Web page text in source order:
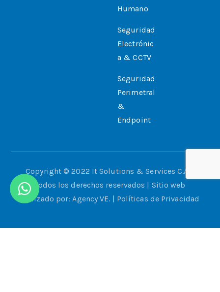
Humano
Seguridad
Electrónic
A & CCTV
Seguridad
Perimetral
&
Endpoint
Copyright © 2022 It Solutions & Services C.A. |
Todos los derechos reservados | Sitio web
realizado por:Agency VE. | Políticas de Privacidad